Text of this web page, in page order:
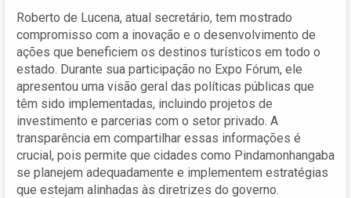
Roberto de Lucena, atual secretário, tem mostrado
compromisso com a inovação e o desenvolvimento de
ações que beneficiem os destinos turísticos em todo o
estado. Durante sua participação no Expo Fórum, ele
apresentou uma visão geral das políticas públicas que
têm sido implementadas, incluindo projetos de
investimento e parcerias com o setor privado. A
transparência em compartilhar essas informações é
crucial, pois permite que cidades como Pindamonhangaba
se planejem adequadamente e implementem estratégias
que estejam alinhadas às diretrizes do governo.